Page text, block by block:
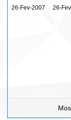
26-Fev-2007 26-